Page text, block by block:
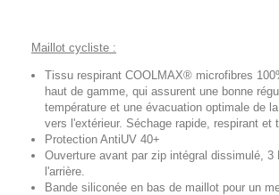
Maillot cycliste :
Tissu respirant COOLMAX® microfibres
haut de gamme, qui assurent une bonne
température et une évacuation optimale de
vers l'extérieur. Séchage rapide, respirant et
Protection AntiUV 40+
Ouverture avant par zip intégral dissimulé, 3
l'arrière.
Bande siliconée en bas de maillot pour un